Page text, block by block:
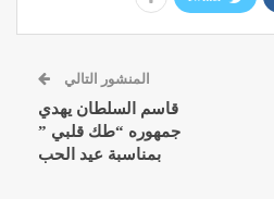
المنشور التالي
قاسم السلطان يهدي
جمهوره “طك قلبي ”
بمناسبة عيد الحب